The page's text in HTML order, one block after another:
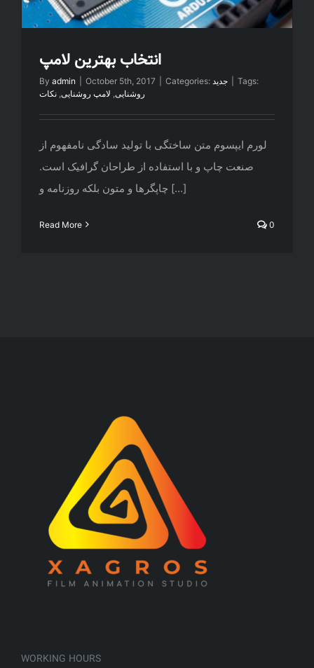
انتخاب بهترین لامپ
By admin October 5th, 2017 Categories: جدید
Tags:
روشنایی لامپ روشنایی نکات
لورم ایپسوم متن ساختگی با تولید سادگی نامفهوم از
صنعت چاپ و با استفاده از طراحان گرافیک است.
چاپگرها و متون بلکه روزنامه و [...]
Read More 0
WORKING HOURS